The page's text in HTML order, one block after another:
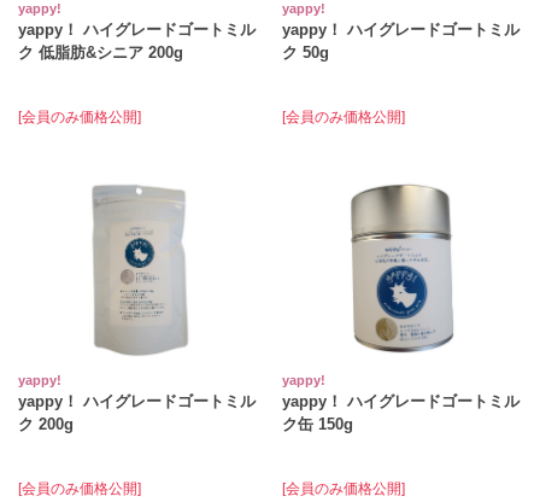
yappy!
yappy！ ハイグレードゴートミル
ク 低脂肪&シニア 200g
[会員のみ価格公開]
yappy!
yappy！ ハイグレードゴートミル
ク 50g
[会員のみ価格公開]
yappy!
yappy！ ハイグレードゴートミル
ク 200g
[会員のみ価格公開]
yappy!
yappy！ ハイグレードゴートミル
ク缶 150g
[会員のみ価格公開]